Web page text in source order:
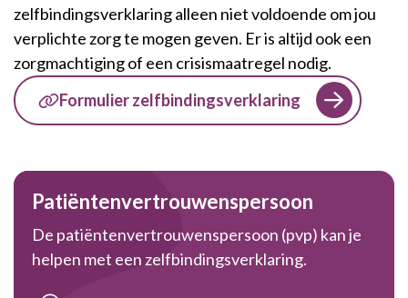
zelfbindingsverklaring alleen niet voldoende om jou
verplichte zorg te mogen geven. Er is altijd ook een
zorgmachtiging of een crisismaatregel nodig.
Formulier zelfbindingsverklaring
Patiëntenvertrouwenspersoon
De patiëntenvertrouwenspersoon (pvp) kan je
helpen met een zelfbindingsverklaring.